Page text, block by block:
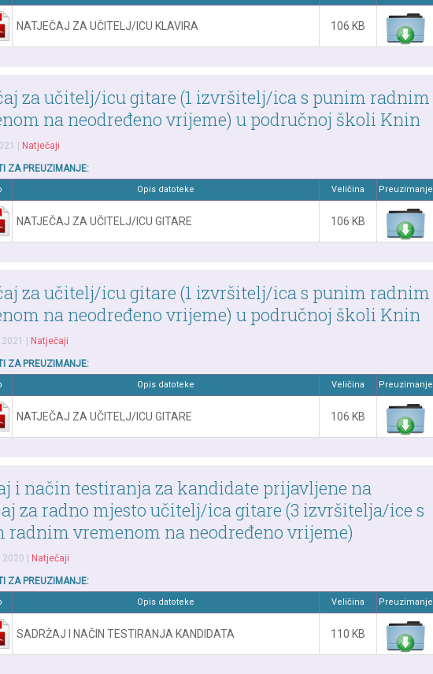
NATJEČAJ ZA UČITELJ/ICU KLAVIRA 106 KB
za učitelj/icu gitare (1 izvršitelj/ica s punim radnim
na neodređeno vrijeme) u područnoj školi Knin
Natječaji
ZA PREUZIMANJE:
Opis datoteke Veličina Preuzimanje
NATJEČAJ ZA UČITELJ/ICU GITARE 106 KB
za učitelj/icu gitare (1 izvršitelj/ica s punim radnim
na neodređeno vrijeme) u područnoj školi Knin
Natječaji
ZA PREUZIMANJE:
Opis datoteke Veličina Preuzimanje
NATJEČAJ ZA UČITELJ/ICU GITARE 106 KB
i način testiranja za kandidate prijavljene na
za radno mjesto učitelj/ica gitare (3 izvršitelja/ice s
radnim vremenom na neodređeno vrijeme)
2020 Natječaji
ZA PREUZIMANJE:
Opis datoteke Veličina Preuzimanje
SADRŽAJ I NAČIN TESTIRANJA KANDIDATA 110 KB